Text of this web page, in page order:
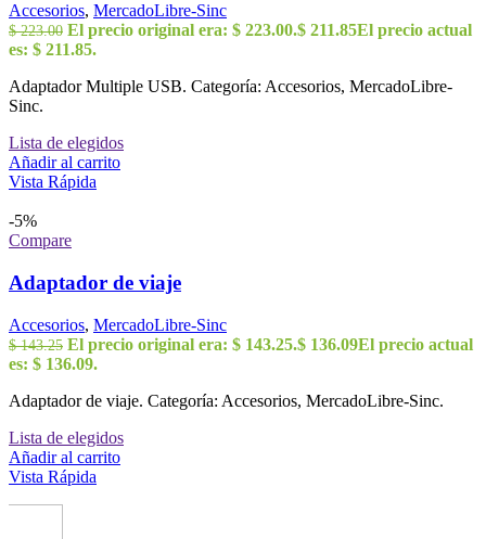
Accesorios, MercadoLibre-Sinc
$223.00 El precio original era: $ 223.00.$ 211.85El precio actual
es: $ 211.85.
Adaptador Multiple USB. Categoría: Accesorios, MercadoLibre-
Sinc.
Lista de elegidos
Añadir al carrito
Vista Rápida
-5%
Compare
Adaptador de viaje
Accesorios, MercadoLibre-Sinc
$143.25 El precio original era: $ 143.25.$ 136.09El precio actual
es: $ 136.09.
Adaptador de viaje. Categoría: Accesorios, MercadoLibre-Sinc.
Lista de elegidos
Añadir al carrito
Vista Rápida